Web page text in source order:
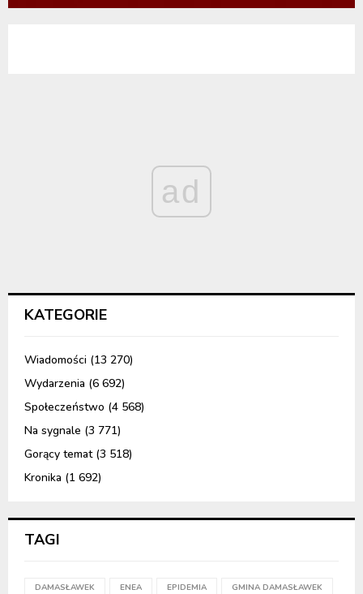
ad
KATEGORIE
Wiadomości (13 270)
Wydarzenia (6 692)
Społeczeństwo (4 568)
Na sygnale (3 771)
Gorący temat(3 518)
Kronika (1 692)
TAGI
DAMASŁAWEK ENEA EPIDEMIA GMINA DAMASŁAWEK